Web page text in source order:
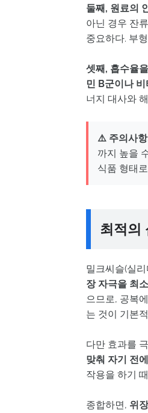
둘째, 원료의
아닌 경우 잔
중요하다. 부
셋째, 흡수율
민 B군이나 비
너지 대사와
⚠️ 주의사
까지 높을
식품 형태
최적의
밀크씨슬(실
장 자극을 최
으므로, 공복
는 것이 기본
다만 효과를
맞춰 자기 전
작용을 하기
종합하면, 위